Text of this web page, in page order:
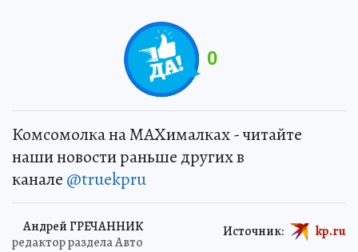
0
Комсомолка на MAXималках - читайте
наши новости раньше других в
канале @truekpru
Андрей ГРЕЧАННИК
редактор раздела Авто
Источник: kp.ru